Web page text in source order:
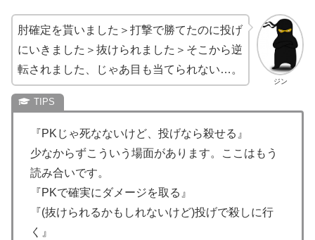
ジン
肘確定を貰いました＞打撃で勝てたのに投げ
にいきました＞抜けられました＞そこから逆
転されました、じゃあ目も当てられない…。
『PKじゃ死なないけど、投げなら殺せる』
少なからずこういう場面があります。ここはもう
読み合いです。
『PKで確実にダメージを取る』
『(抜けられるかもしれないけど)投げで殺しに行
く』